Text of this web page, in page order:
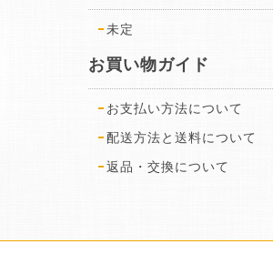
未定
お買い物ガイド
お支払い方法について
配送方法と送料について
返品・交換について